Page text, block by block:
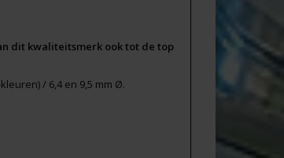
dit kwaliteitsmerk ook tot de top
/ 6,4 en 9,5 mm Ø.